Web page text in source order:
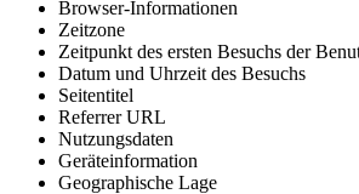
Browser-Informationen
Zeitzone
Zeitpunkt des ersten Besuchs der
Datum und Uhrzeit des Besuchs
Seitentitel
Referrer URL
Nutzungsdaten
Geräteinformation
Geographische Lage